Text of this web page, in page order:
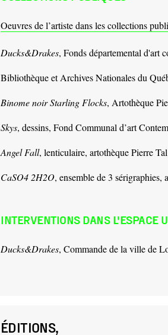
Oeuvres de l’artiste dans les collections
Ducks&Drakes, Fonds départemental d'art
Bibliothèque et Archives Nationales du
Binome noir Starling Flocks, Artothèque
Skys, dessins, Fond Communal d’art
Angel Fall, lenticulaire, artothèque Pierre
CaSO4 2H2O, ensemble de 3
INTERVENTIONS DANS L'ESPACE
Ducks&Drakes, Commande de la ville de
ÉDITIONS,